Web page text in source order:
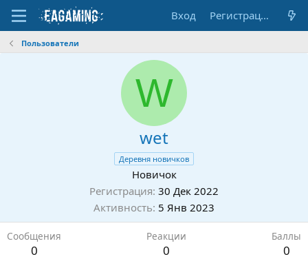
Вход Регистрация
Пользователи
W
wet
Деревня новичков
Новичок
Регистрация 30 Дек 2022
Активность 5 Янв 2023
Сообщения
0
Реакции
0
Баллы
0